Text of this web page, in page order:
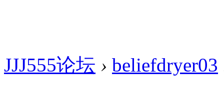
JJJ555论坛 › beliefdryer03